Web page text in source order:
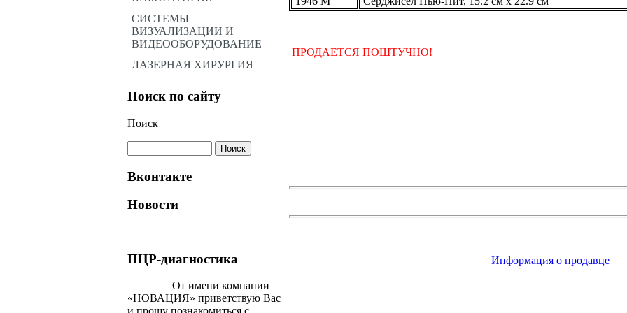
СИСТЕМЫ
ВИЗУАЛИЗАЦИИ И
ВИДЕООБОРУДОВАНИЕ
ЛАЗЕРНАЯ ХИРУРГИЯ
Поиск по сайту
Поиск
Вконтакте
Новости
ПЦР-диагностика
От имени компании
«НОВАЦИЯ» приветствую Вас
ПРОДАЕТСЯ ПОШТУЧНО!
Информация о продавце